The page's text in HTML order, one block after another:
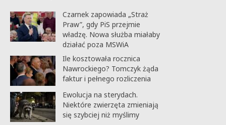
Czarnek zapowiada „Straż
Praw”, gdy PiS przejmie
władzę. Nowa służba miałaby
działać poza MSWiA
Ile kosztowała rocznica
Nawrockiego? Tomczyk żąda
faktur i pełnego rozliczenia
Ewolucja na sterydach.
Niektóre zwierzęta zmieniają
się szybciej niż myślimy